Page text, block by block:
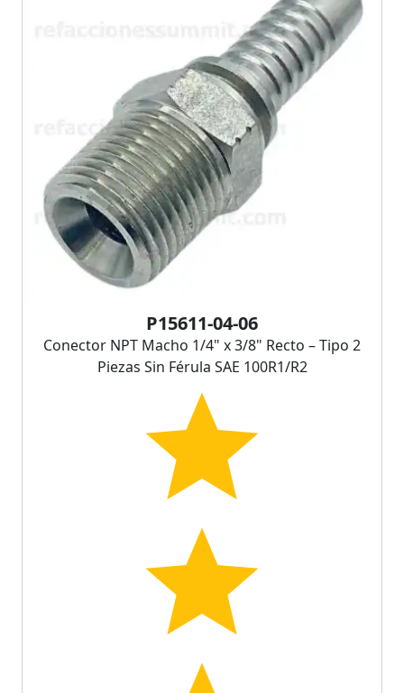
P15611-04-06
Conector NPT Macho 1/4" x 3/8" Recto – Tipo 2
Piezas Sin Férula SAE 100R1/R2